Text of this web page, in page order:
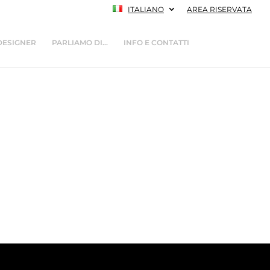
ITALIANO AREA RISERVATA
PARLIAMO DI… INFO E CONTATTI